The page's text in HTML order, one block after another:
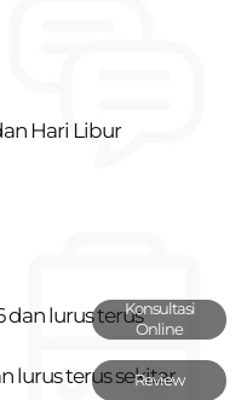
Hari Libur
dan lurus terus
lurus terus sekitar
Konsultasi
Online
Review